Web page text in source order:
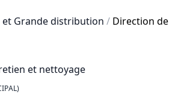
et Grande distribution / Direction de
et nettoyage